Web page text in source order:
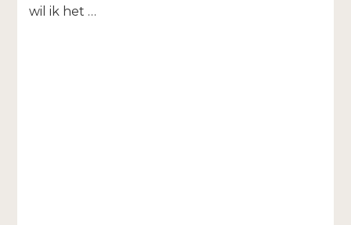
wil ik het …